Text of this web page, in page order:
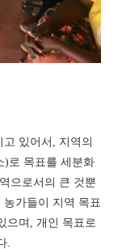
있어서, 지역의
)로 목표를 세분화
으로서의 큰 것뿐
가들이 지역 목표
으며, 개인 목표로
.